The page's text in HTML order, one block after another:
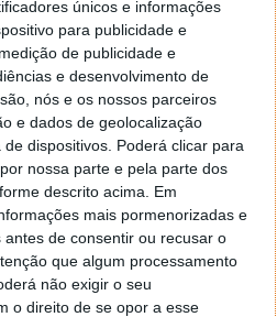
únicos e informações
para publicidade e
de publicidade e
e desenvolvimento de
nós e os nossos parceiros
e dados de geolocalização
dispositivos. Poderá clicar para
nossa parte e pela parte dos
descrito acima. Em
mais pormenorizadas e
de consentir ou recusar o
que algum processamento
não exigir o seu
o direito de se opor a esse
mesma forma, também
descartáveis
que um agente malicioso
sua conta no OnlyFans
inteligente ou mesmo
levando os utilizadores
as suas palavras-passe e
portanto, vital que se
responder com informação
não solicitada.